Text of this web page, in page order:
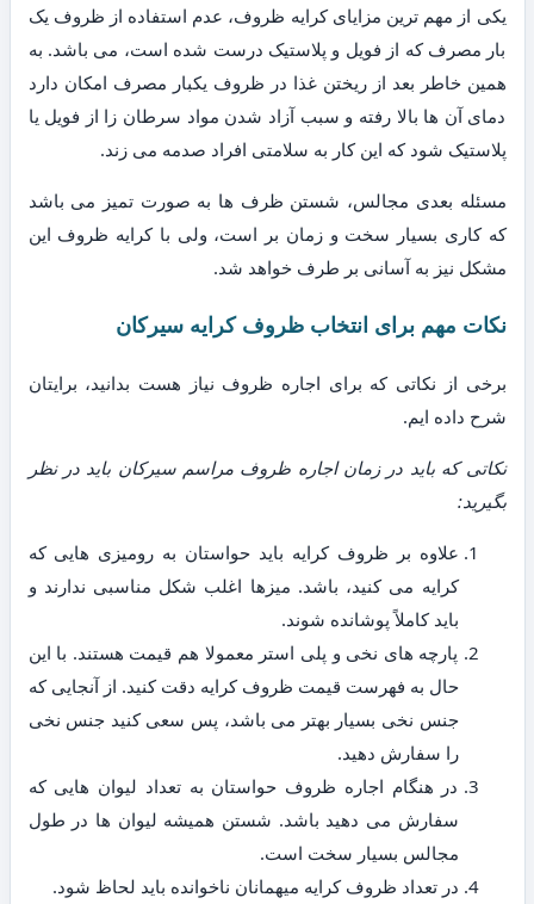
یکی از مهم ترین مزایای کرایه ظروف، عدم استفاده از ظروف یک
بار مصرف که از فویل و پلاستیک درست شده است، می باشد. به
همین خاطر بعد از ریختن غذا در ظروف یکبار مصرف امکان دارد
دمای آن ها بالا رفته و سبب آزاد شدن مواد سرطان زا از فویل یا
پلاستیک شود که این کار به سلامتی افراد صدمه می زند.
مسئله بعدی مجالس، شستن ظرف ها به صورت تمیز می باشد
که کاری بسیار سخت و زمان بر است، ولی با کرایه ظروف این
مشکل نیز به آسانی بر طرف خواهد شد.
نکات مهم برای انتخاب ظروف کرایه سیرکان
برخی از نکاتی که برای اجاره ظروف نیاز هست بدانید، برایتان
شرح داده ایم.
نکاتی که باید در زمان اجاره ظروف مراسم سیرکان باید در نظر
بگیرید:
علاوه بر ظروف کرایه باید حواستان به رومیزی هایی که
کرایه می کنید، باشد. میزها اغلب شکل مناسبی ندارند و
باید کاملاً پوشانده شوند.
پارچه های نخی و پلی استر معمولا هم قیمت هستند. با این
حال به فهرست قیمت ظروف کرایه دقت کنید. از آنجایی که
جنس نخی بسیار بهتر می باشد، پس سعی کنید جنس نخی
را سفارش دهید.
در هنگام اجاره ظروف حواستان به تعداد لیوان هایی که
سفارش می دهید باشد. شستن همیشه لیوان ها در طول
مجالس بسیار سخت است.
در تعداد ظروف کرایه میهمانان ناخوانده باید لحاظ شود.